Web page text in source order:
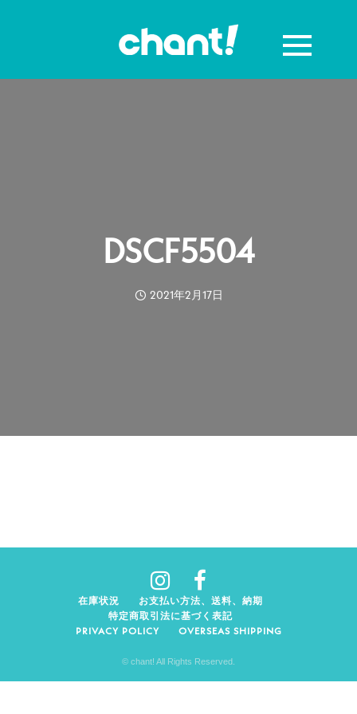
DSCF5504
2021年2月17日
在庫状況
お支払い方法、送料、納期
特定商取引法に基づく表記
PRIVACY POLICY
OVERSEAS SHIPPING
© chant! All Rights Reserved.